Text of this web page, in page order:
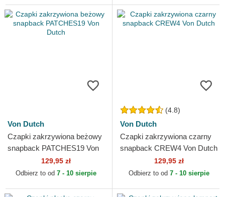
Von Dutch
Czapki zakrzywiona beżowy
snapback PATCHES19 Von
129,95 zł
Odbierz to od 7 - 10 sierpie
(4.8)
Von Dutch
Czapki zakrzywiona czarny
snapback CREW4 Von Dutch
129,95 zł
Odbierz to od 7 - 10 sierpie